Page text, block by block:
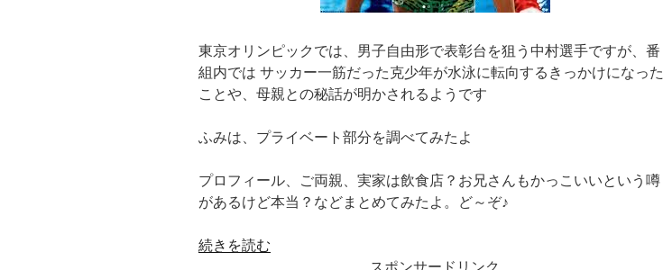
東京オリンピックでは、男子自由形で表彰台を狙う中村選手ですが、番
組内では サッカー一筋だった克少年が水泳に転向するきっかけになった
ことや、母親との秘話が明かされるようです
ふみは、プライベート部分を調べてみたよ
プロフィール、ご両親、実家は飲食店？お兄さんもかっこいいという噂
があるけど本当？などまとめてみたよ。ど～ぞ♪
“中
続きを読む
スポンサードリンク